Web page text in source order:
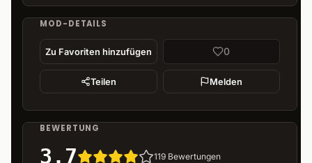
MOD-DETAILS
Zu Favoriten hinzufügen 0
Teilen Melden
BEWERTUNG
3.7 119 Bewertungen